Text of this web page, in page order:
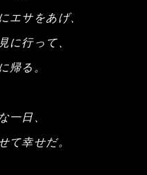
エサをあげ、
に行って、
帰る。
一日、
て幸せだ。